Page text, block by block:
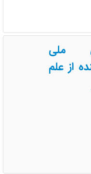
ملی
از علم